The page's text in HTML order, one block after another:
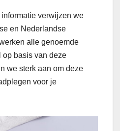
verwijzen we
en Nederlandse
alle genoemde
op basis van deze
we sterk aan om deze
voor je